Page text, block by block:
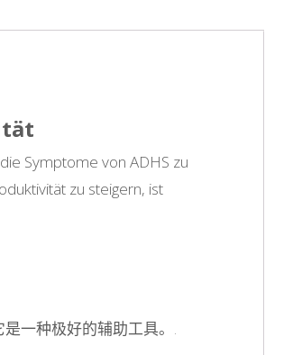
Symptome von ADHS zu
zu steigern, ist
一种极好的辅助工具。 .